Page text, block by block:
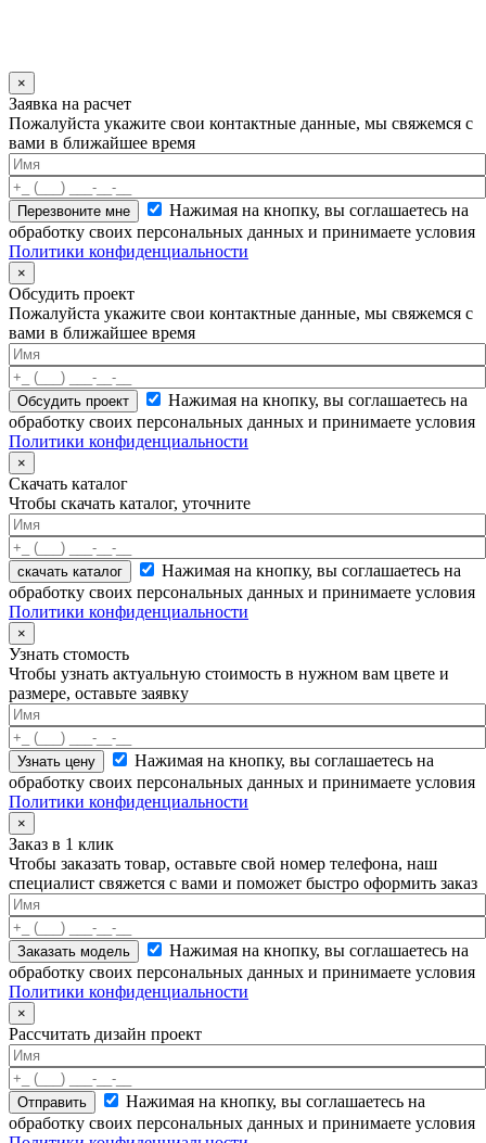
×
Заявка на расчет
Пожалуйста укажите свои контактные данные, мы свяжемся с
вами в ближайшее время
Нажимая на кнопку, вы соглашаетесь на
обработку своих персональных данных и принимаете условия
Политики конфиденциальности
×
Обсудить проект
Пожалуйста укажите свои контактные данные, мы свяжемся с
вами в ближайшее время
Нажимая на кнопку, вы соглашаетесь на
обработку своих персональных данных и принимаете условия
Политики конфиденциальности
×
Скачать каталог
Чтобы скачать каталог, уточните
скачать каталог
Нажимая на кнопку, вы соглашаетесь на
обработку своих персональных данных и принимаете условия
Политики конфиденциальности
×
Узнать стомость
Чтобы узнать актуальную стоимость в нужном вам цвете и
размере, оставьте заявку
Нажимая на кнопку, вы соглашаетесь на
обработку своих персональных данных и принимаете условия
Политики конфиденциальности
×
Заказ в 1 клик
Чтобы заказать товар, оставьте свой номер телефона, наш
специалист свяжется с вами и поможет быстро оформить заказ
Нажимая на кнопку, вы соглашаетесь на
обработку своих персональных данных и принимаете условия
Политики конфиденциальности
×
Рассчитать дизайн проект
Нажимая на кнопку, вы соглашаетесь на
обработку своих персональных данных и принимаете условия